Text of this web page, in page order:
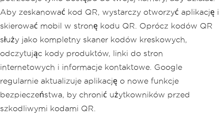
Aby zeskanować kod QR, wystarczy otworzyć aplikację i
skierować mobil w stronę kodu QR. Oprócz kodów QR
służy jako kompletny skaner kodów kreskowych,
odczytując kody produktów, linki do stron
internetowych i informacje kontaktowe. Google
regularnie aktualizuje aplikację o nowe funkcje
bezpieczeństwa, by chronić użytkowników przed
szkodliwymi kodami QR.